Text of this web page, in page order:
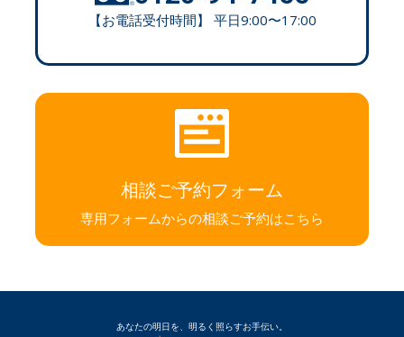
【お電話受付時間】 平日9:00〜17:00
相談ご予約フォーム
専用フォームからの相談ご予約はこちら
あなたの明日を、明るく照らすお手伝い。